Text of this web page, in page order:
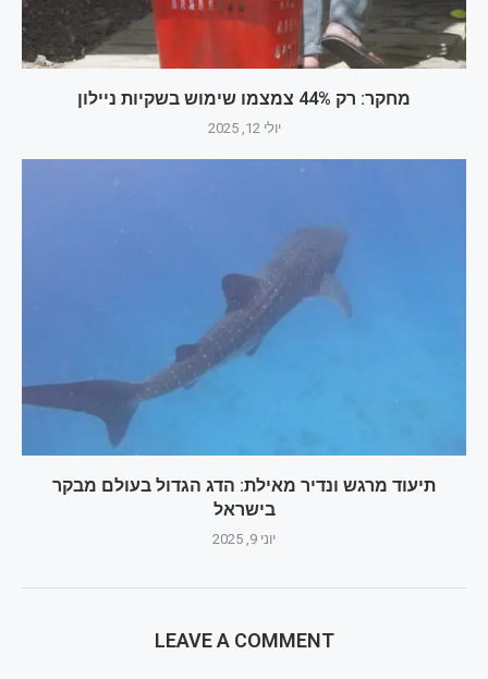
מחקר: רק 44% צמצמו שימוש בשקיות ניילון
יולי 12, 2025
תיעוד מרגש ונדיר מאילת: הדג הגדול בעולם מבקר
בישראל
יוני 9, 2025
LEAVE A COMMENT